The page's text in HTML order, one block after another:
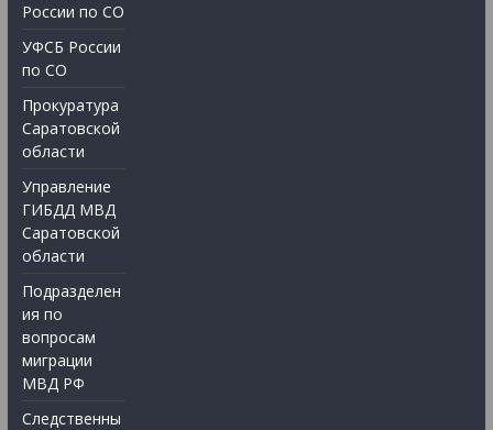
России по СО
УФСБ России
по СО
Прокуратура
Саратовской
области
Управление
ГИБДД МВД
Саратовской
области
Подразделен
ия по
вопросам
миграции
МВД РФ
Следственны